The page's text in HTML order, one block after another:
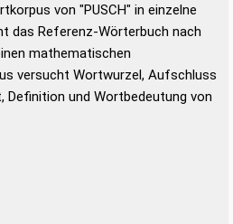
von "PUSCH" in einzelne
das Referenz-Wörterbuch nach
mathematischen
versucht Wortwurzel, Aufschluss
Definition und Wortbedeutung von